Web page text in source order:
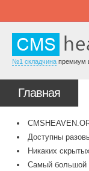
№1 складчина премиум
Главная
Доступны
Никаких
Самый большой